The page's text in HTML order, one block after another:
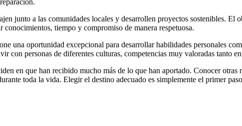
junto a las comunidades locales y desarrollen proyectos sostenibles.
tiempo y compromiso de manera respetuosa.
una oportunidad excepcional para desarrollar habilidades personales
con personas de diferentes culturas, competencias muy valoradas tanto
en que han recibido mucho más de lo que han aportado. Conocer otras
toda la vida. Elegir el destino adecuado es simplemente el primer